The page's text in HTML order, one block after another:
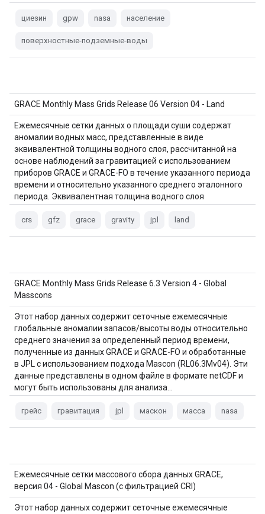
циезин gpw nasa население
поверхностные-подземные-воды
GRACE Monthly Mass Grids Release 06 Version 04 - Land
Ежемесячные сетки данных о площади суши содержат
аномалии водных масс, представленные в виде
эквивалентной толщины водного слоя, рассчитанной на
основе наблюдений за гравитацией с использованием
приборов GRACE и GRACE-FO в течение указанного периода
времени и относительно указанного среднего эталонного
периода. Эквивалентная толщина водного слоя
вод…
crs gfz grace gravity jpl land
GRACE Monthly Mass Grids Release 6.3 Version 4 - Global
Masscons
Этот набор данных содержит сеточные ежемесячные
глобальные аномалии запасов/высоты воды относительно
среднего значения за определенный период времени,
полученные из данных GRACE и GRACE-FO и обработанные
в JPL с использованием подхода Mascon (RL06.3Mv04). Эти
данные представлены в одном файле в формате netCDF и
могут быть использованы для анализа…
грейс гравитация jpl маскон масса nasa
Ежемесячные сетки массового сбора данных GRACE,
версия 04 - Global Mascon (с фильтрацией CRI)
Этот набор данных содержит сеточные ежемесячные